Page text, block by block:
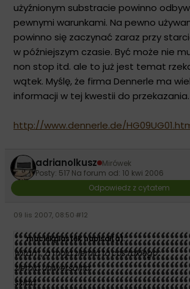
użyźnionym substracie powinno
pewnymi warunkami. Na pewno
powinno się zaczynać zaraz przy
w późniejszym czasie. Być może nie
non stop itd. ale to już jest temat
wątek. Myślę, że firma Dennerle ma
informacji w tej kwestii do przekazania.
http://www.dennerle.de/
adrianolkusz Mirówek
Posty: 517 Na forum od: 10 kwi 2006
Odpowiedz z cytatem
09 lis 2007, 08:50#12
maciekplastek napisał(a):
witam , a moja ziemia to coś takiego :
ziemia uniwersalna
skład :